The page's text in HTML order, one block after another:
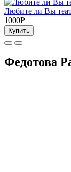
Любите ли Вы
1000Р
Купить
Федотова